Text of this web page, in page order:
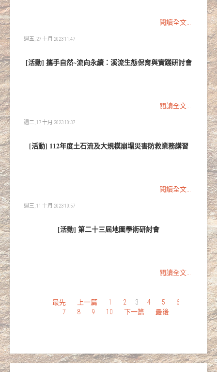
閱讀全文...
週五, 27 十月 2023 11:47
[活動] 攜手自然~流向永續：溪流生態保育與實踐研討會
閱讀全文...
週二, 17 十月 2023 10:37
[活動] 112年度土石流及大規模崩塌災害防救業務講習
閱讀全文...
週三, 11 十月 2023 10:57
[活動] 第二十三屆地圖學術研討會
閱讀全文...
最先 上一篇 1 2 3 4 5
6
7
8 9 10 下一篇 最後